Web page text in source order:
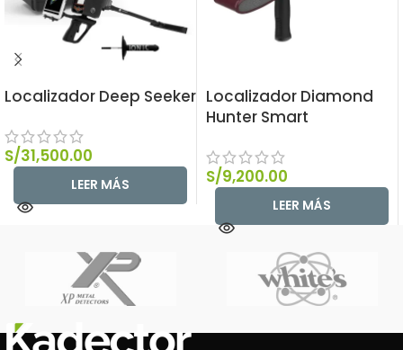
Localizador Deep Seeker
S/31,500.00
LEER MÁS
Localizador Diamond
Hunter Smart
S/9,200.00
LEER MÁS